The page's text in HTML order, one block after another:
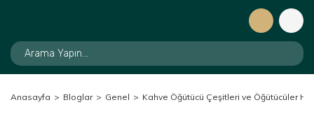
Anasayfa Bloglar Genel Kahve Öğütücü Çeşitleri ve Öğütücüler